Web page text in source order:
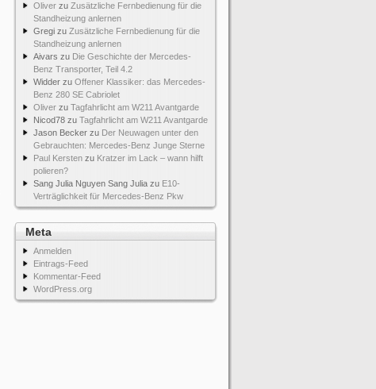
Oliver zu Zusätzliche Fernbedienung für die
Standheizung anlernen
Gregi zu Zusätzliche Fernbedienung für die
Standheizung anlernen
Aivars zu Die Geschichte der Mercedes-
Benz Transporter, Teil 4.2
Widder zu Offener Klassiker: das Mercedes-
Benz 280 SE Cabriolet
Oliver zu Tagfahrlicht am W211 Avantgarde
Nicod78 zu Tagfahrlicht am W211 Avantgarde
Jason Becker zu Der Neuwagen unter den
Gebrauchten: Mercedes-Benz Junge Sterne
Paul Kersten zu Kratzer im Lack – wann hilft
polieren?
Sang Julia Nguyen Sang Julia zu E10-
Verträglichkeit für Mercedes-Benz Pkw
Meta
Anmelden
Eintrags-Feed
Kommentar-Feed
WordPress.org